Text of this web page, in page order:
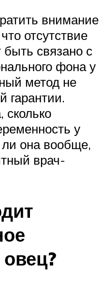
внимание
отсутствие
связано с
фона у
метод не
гарантии.
сколько
у
она вообще,
врач-